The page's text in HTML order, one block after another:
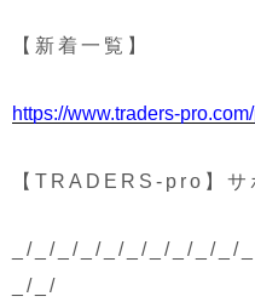
【新着一覧】
https://www.traders-
【TRADERS-pro】サ
_/_/_/_/_/_/_/_/_/_/
_/_/